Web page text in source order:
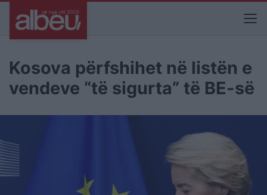
Kosova përfshihet në listën e
vendeve “të sigurta” të BE-së